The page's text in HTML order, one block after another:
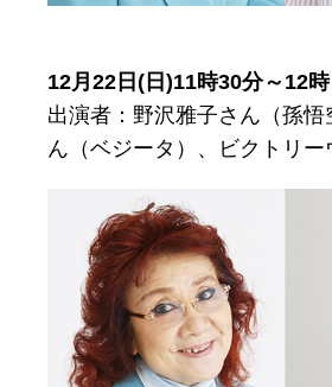
12月22日(日)11時30分～12時
出演者：野沢雅子さん（孫悟
ん（ベジータ）、ビクトリー